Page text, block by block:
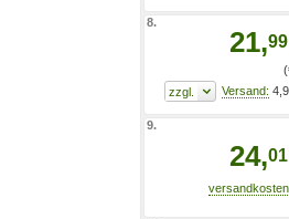
8.
21,99
9.
24,01